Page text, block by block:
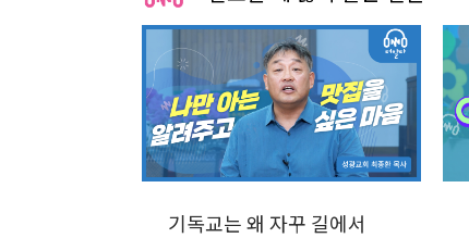
기독교는 왜 자꾸 길에서